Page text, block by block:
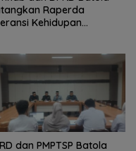
Raperda
Kehidupan
dan PMPTSP Batola